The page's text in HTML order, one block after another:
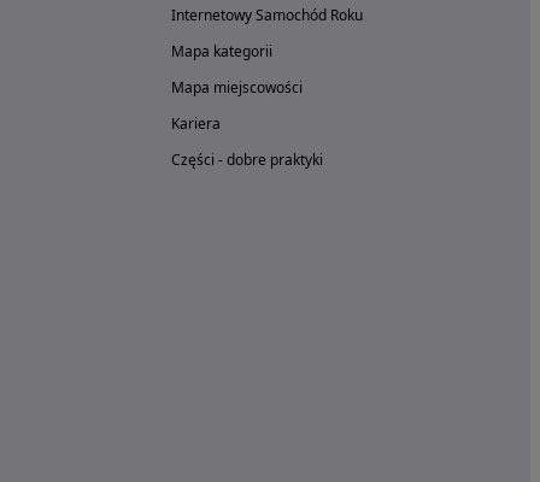
Internetowy Samochód Roku
Mapa kategorii
Mapa miejscowości
Kariera
Części - dobre praktyki